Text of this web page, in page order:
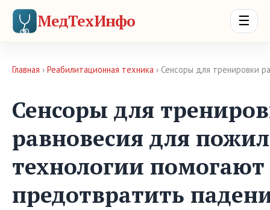
МедТехИнфо ☰
Главная › Реабилитационная техника › Сенсоры для тренировки
Сенсоры для
равновесия для
технологии помогают
предотвратить